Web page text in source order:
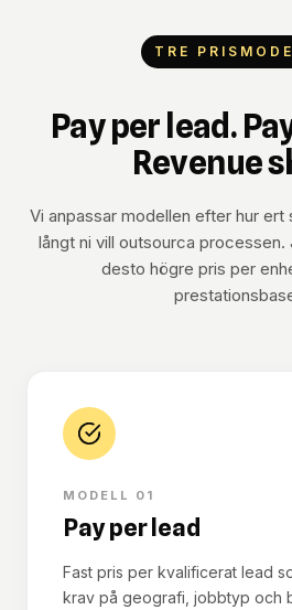
TRE
Pay per lead.
Revenue
Vi anpassar modellen efter hur ert
långt ni vill outsourca processen.
desto högre pris per
MODELL 01
Pay per lead
Fast pris per kvalificerat lead
krav på geografi, jobbtyp och